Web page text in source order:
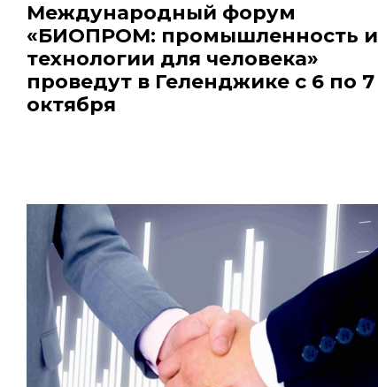
Международный форум
«БИОПРОМ: промышленность и
технологии для человека»
проведут в Геленджике с 6 по 7
октября